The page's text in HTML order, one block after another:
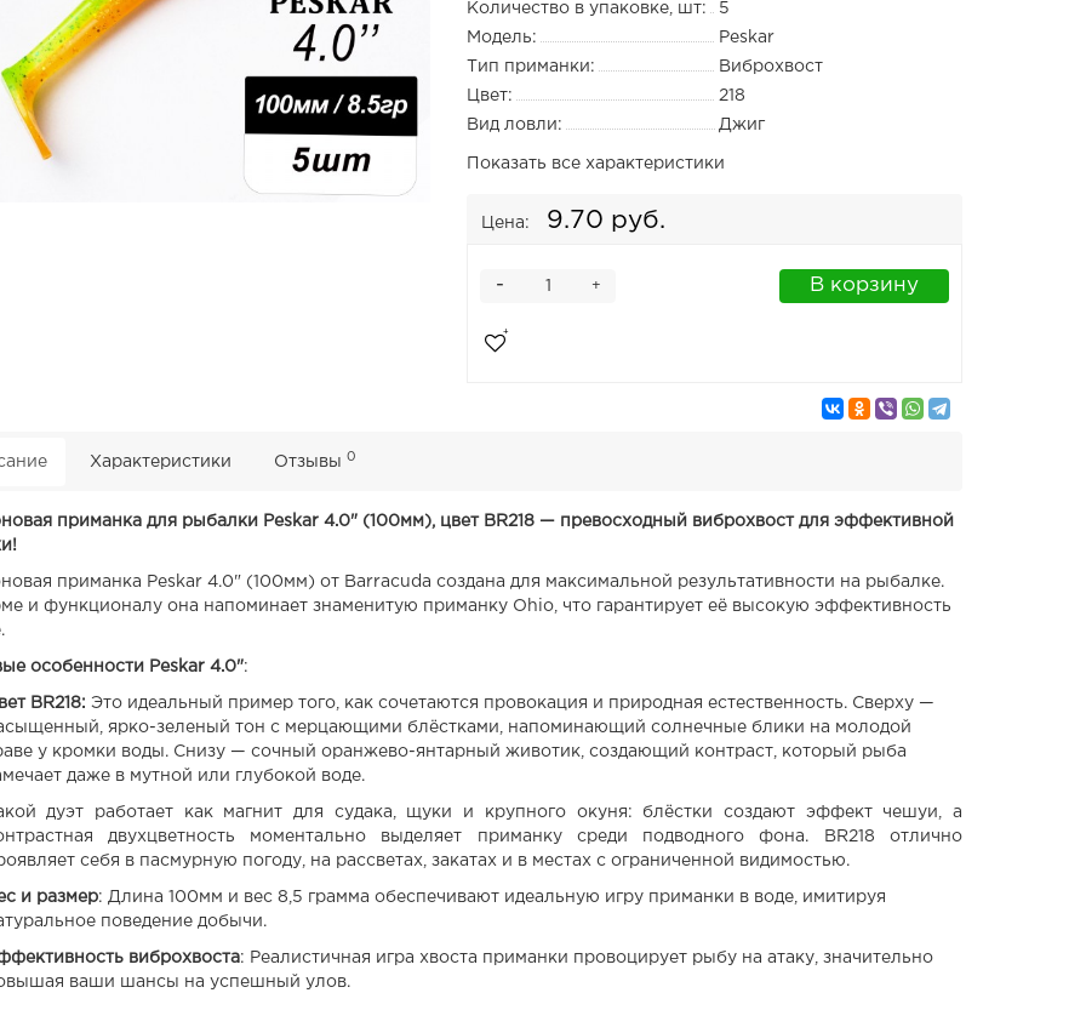
Количество в упаковке, шт:
5
Модель:
Peskar
Тип приманки:
Виброхвост
Цвет:
218
Вид ловли:
Джиг
Показать все характеристики
Цена: 9.70 руб.
+
- В корзину
Характеристики Отзывы 0
приманка для рыбалки Peskar 4.0" (100мм), цвет BR218 — превосходный виброхвост для эффективной
приманка Peskar 4.0" (100мм) от Barracuda создана для максимальной результативности на рыбалке.
и функционалу она напоминает знаменитую приманку Ohio, что гарантирует её высокую эффективность
особенности Peskar 4.0":
BR218: Это идеальный пример того, как сочетаются провокация и природная естественность. Сверху —
ярко-зеленый тон с мерцающими блёстками, напоминающий солнечные блики на молодой
у кромки воды. Снизу — сочный оранжево-янтарный животик, создающий контраст, который рыба
даже в мутной или глубокой воде.
дуэт работает как магнит для судака, щуки и крупного окуня: блёстки создают эффект чешуи, а
двухцветность моментально выделяет приманку среди подводного фона. BR218 отлично
себя в пасмурную погоду, на рассветах, закатах и в местах с ограниченной видимостью.
и размер: Длина 100мм и вес 8,5 грамма обеспечивают идеальную игру приманки в воде, имитируя
поведение добычи.
виброхвоста: Реалистичная игра хвоста приманки провоцирует рыбу на атаку, значительно
ваши шансы на успешный улов.